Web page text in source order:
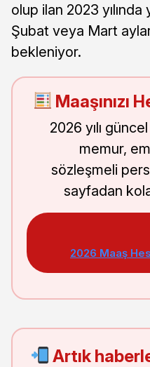
olup ilan 2023
Şubat veya Mart
bekleniyor.
Maaşınızı
2026 yılı
memur,
sözleşmeli
sayfadan
2026 Maaş
Artık